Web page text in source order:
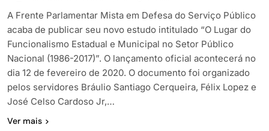
A Frente Parlamentar Mista em Defesa do Serviço Público
acaba de publicar seu novo estudo intitulado “O Lugar do
Funcionalismo Estadual e Municipal no Setor Público
Nacional (1986-2017)”. O lançamento oficial acontecerá no
dia 12 de fevereiro de 2020. O documento foi organizado
pelos servidores Bráulio Santiago Cerqueira, Félix Lopez e
José Celso Cardoso Jr,…
Ver mais